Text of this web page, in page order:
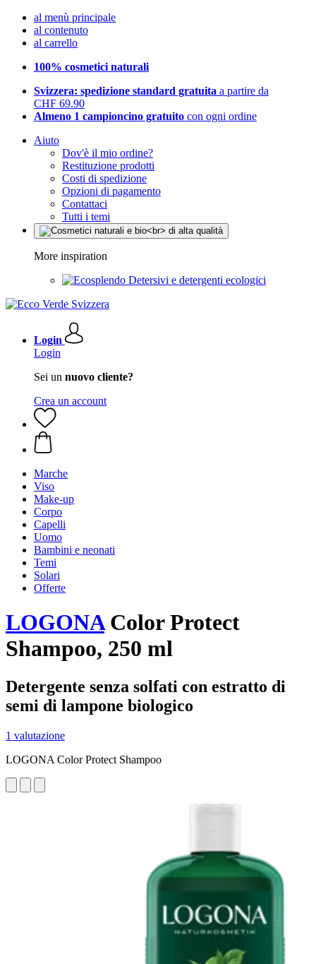
al menù principale
al contenuto
al carrello
100% cosmetici naturali
Svizzera: spedizione standard gratuita a partire da
CHF 69.90
Almeno 1 campioncino gratuito con ogni ordine
Aiuto
Dov'è il mio ordine?
Restituzione prodotti
Costi di spedizione
Opzioni di pagamento
Contattaci
Tutti i temi
More inspiration
Detersivi e detergenti ecologici
Login
Login
Sei un nuovo cliente?
Crea un account
Marche
Viso
Make-up
Corpo
Capelli
Uomo
Bambini e neonati
Temi
Solari
Offerte
LOGONAColor Protect
Shampoo, 250 ml
Detergente senza solfati con estratto di
semi di lampone biologico
1 valutazione
LOGONA Color Protect Shampoo